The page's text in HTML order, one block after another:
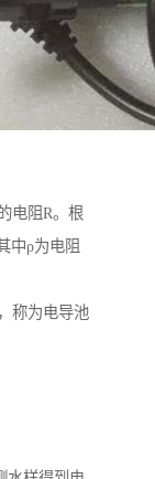
电阻R。根
中ρ为电阻
称为电导池